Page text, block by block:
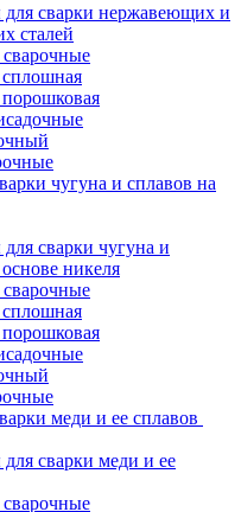
сварки нержавеющих и
сталей
чугуна и сплавов на
сварки чугуна и
никеля
меди и ее сплавов
сварки меди и ее